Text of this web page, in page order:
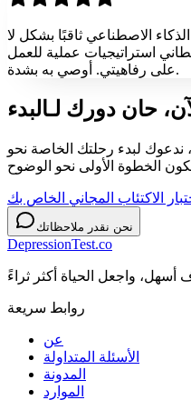
الاصطناعي ثاقبًا بشكل لا
استراتيجيات عملية للعمل
على رفاهيتي. أوصي به بشدة.
حان دورك لـالبدء
ندعوك لبدء رحلتك الخاصة نحو
الاكتئاب المجاني الخاص بك
نحن نقدر ملاحظاتك
DepressionTest.co
روابط سريعة
عن
الأسئلة المتداولة
المدونة
الموارد